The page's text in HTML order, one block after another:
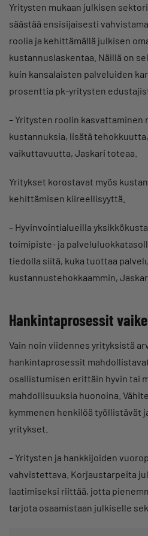
Yritysten mukaan julkisen
säästää ensisijaisesti
roolia ja kehittämällä julkisen
kustannuslaskentaa. Näillä on
kuin kansalaisten palveluiden
prosenttia pk-yritysten
– Yritysten roolin kasvattaminen
kustannuksia, lisätä
vaikuttavuutta, Jaskari toteaa.
Yritykset korostavat myös
kehittämisen kiireellisyyttä.
– Hyvinvointialueilla
toimipiste- ja
tiedolla siitä, kuka tuottaa
kustannustehokkaammin,
Hankintaprosessit
Vain noin viidennes yrityksistä
hankintaprosessit
osallistumisen erittäin hyvin tai
mahdollisuuksia huonoina.
kymmenen henkilöä työllistävät
yritykset.
– Yritysten ja hankkijoiden
vahvistettava. Korjaustarpeita
laatimiseksi riittää, jotta
tarjota osaamistaan julkiselle